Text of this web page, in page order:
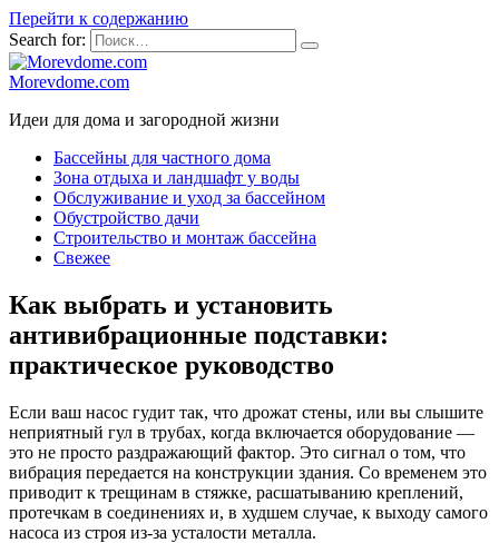
Перейти к содержанию
Search for:
Morevdome.com
Идеи для дома и загородной жизни
Бассейны для частного дома
Зона отдыха и ландшафт у воды
Обслуживание и уход за бассейном
Обустройство дачи
Строительство и монтаж бассейна
Свежее
Как выбрать и установить
антивибрационные подставки:
практическое руководство
Если ваш насос гудит так, что дрожат стены, или вы слышите
неприятный гул в трубах, когда включается оборудование —
это не просто раздражающий фактор. Это сигнал о том, что
вибрация передается на конструкции здания. Со временем это
приводит к трещинам в стяжке, расшатыванию креплений,
протечкам в соединениях и, в худшем случае, к выходу самого
насоса из строя из-за усталости металла.